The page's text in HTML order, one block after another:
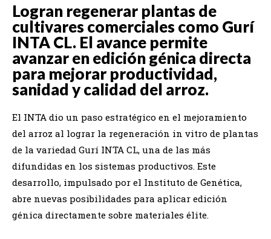
Logran regenerar plantas de
cultivares comerciales como Gurí
INTA CL. El avance permite
avanzar en edición génica directa
para mejorar productividad,
sanidad y calidad del arroz.
El INTA dio un paso estratégico en el mejoramiento
del arroz al lograr la regeneración in vitro de plantas
de la variedad Gurí INTA CL, una de las más
difundidas en los sistemas productivos. Este
desarrollo, impulsado por el Instituto de Genética,
abre nuevas posibilidades para aplicar edición
génica directamente sobre materiales élite.